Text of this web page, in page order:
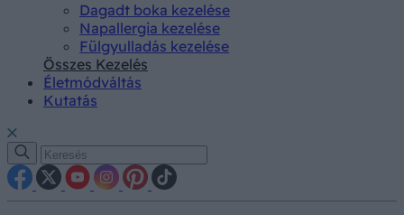
Dagadt boka kezelése
Napallergia kezelése
Fülgyulladás kezelése
Összes Kezelés
Életmódváltás
Kutatás